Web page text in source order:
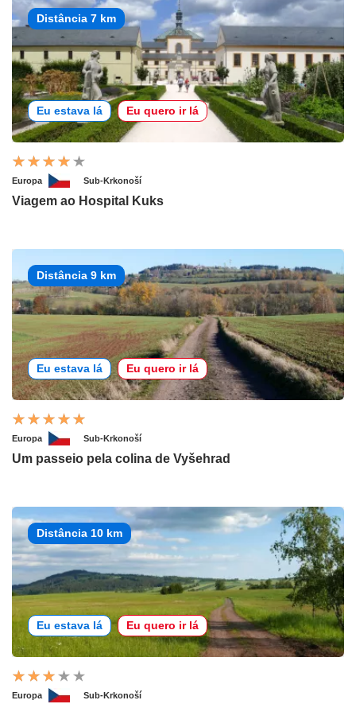
Distância 7 km
Eu estava lá Eu quero ir lá
Europa Sub-Krkonoší
Viagem ao Hospital Kuks
Distância 9 km
Eu estava lá Eu quero ir lá
Europa Sub-Krkonoší
Um passeio pela colina de Vyšehrad
Distância 10 km
Eu estava lá Eu quero ir lá
Europa Sub-Krkonoší